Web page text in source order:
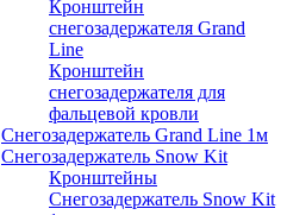
Кронштейн
снегозадержателя Grand
Line
Кронштейн
снегозадержателя для
фальцевой кровли
Снегозадержатель Grand Line 1м
Снегозадержатель Snow Kit
Кронштейны
Снегозадержатель Snow Kit